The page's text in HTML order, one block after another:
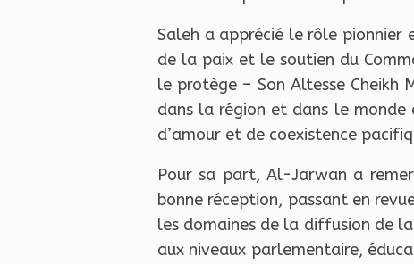
Saleh a apprécié le rôle pionnier
de la paix et le soutien du
le protège – Son Altesse
dans la région et dans le monde
d’amour et de coexistence
Pour sa part, Al-Jarwan a
bonne réception, passant en
les domaines de la diffusion de
aux niveaux parlementaire,